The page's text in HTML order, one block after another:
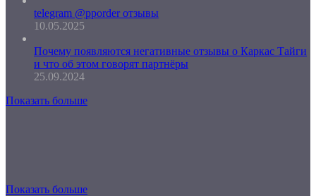
telegram @pporder отзывы
10.05.2025
Почему появляются негативные отзывы о Каркас Тайги
и что об этом говорят партнёры
25.09.2024
Показать больше
Показать больше